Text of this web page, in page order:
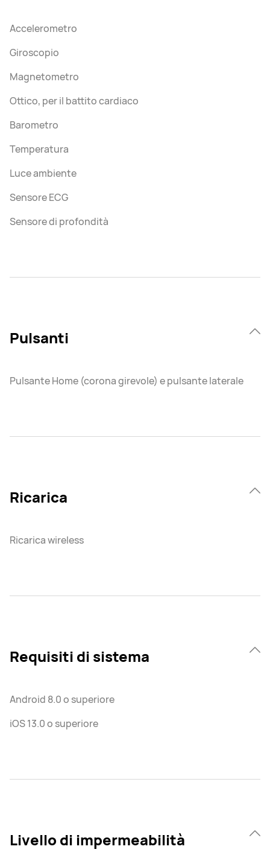
Accelerometro
Giroscopio
Magnetometro
Ottico, per il battito cardiaco
Barometro
Temperatura
Luce ambiente
Sensore ECG
Sensore di profondità
Pulsanti
Pulsante Home (corona girevole) e pulsante laterale
Ricarica
Ricarica wireless
Requisiti di sistema
Android 8.0 o superiore
iOS 13.0 o superiore
Livello di impermeabilità